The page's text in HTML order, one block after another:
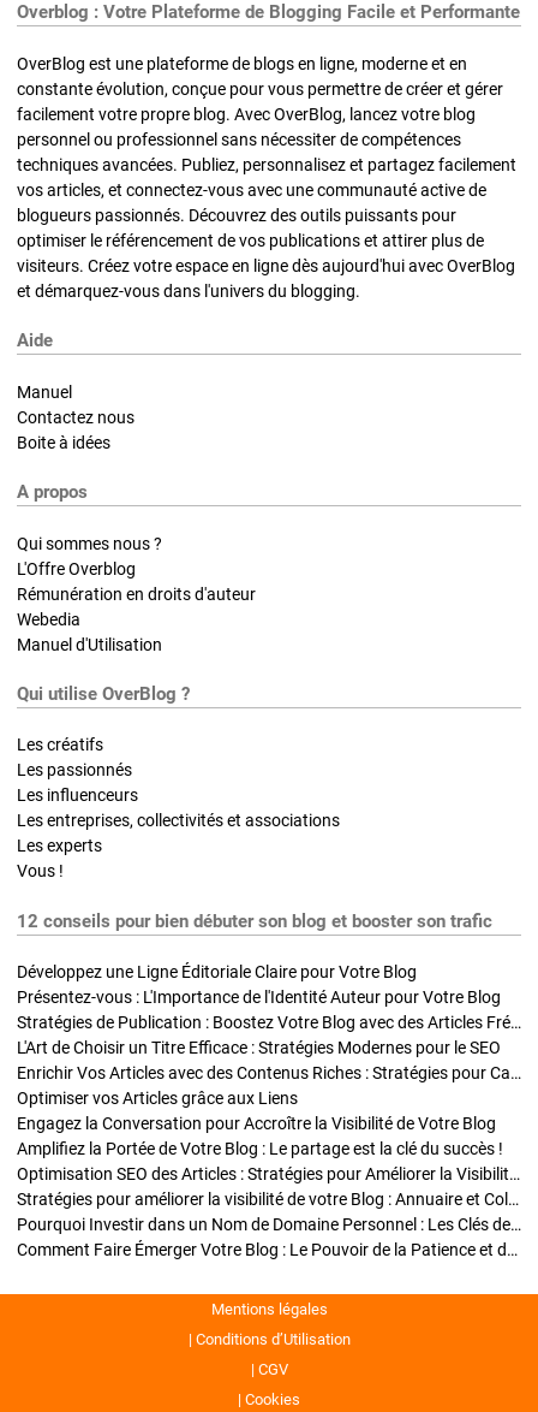
Overblog : Votre Plateforme de Blogging Facile et Performante
OverBlog est une plateforme de blogs en ligne, moderne et en
constante évolution, conçue pour vous permettre de créer et gérer
facilement votre propre blog. Avec OverBlog, lancez votre blog
personnel ou professionnel sans nécessiter de compétences
techniques avancées. Publiez, personnalisez et partagez facilement
vos articles, et connectez-vous avec une communauté active de
blogueurs passionnés. Découvrez des outils puissants pour
optimiser le référencement de vos publications et attirer plus de
visiteurs. Créez votre espace en ligne dès aujourd'hui avec OverBlog
et démarquez-vous dans l'univers du blogging.
Aide
Manuel
Contactez nous
Boite à idées
A propos
Qui sommes nous ?
L'Offre Overblog
Rémunération en droits d'auteur
Webedia
Manuel d'Utilisation
Qui utilise OverBlog ?
Les créatifs
Les passionnés
Les influenceurs
Les entreprises, collectivités et associations
Les experts
Vous !
12 conseils pour bien débuter son blog et booster son trafic
Développez une Ligne Éditoriale Claire pour Votre Blog
Présentez-vous : L'Importance de l'Identité Auteur pour Votre Blog
Stratégies de Publication : Boostez Votre Blog avec des Articles Fréquents et Exclusifs
L'Art de Choisir un Titre Efficace : Stratégies Modernes pour le SEO
Enrichir Vos Articles avec des Contenus Riches : Stratégies pour Captiver et Optimiser
Optimiser vos Articles grâce aux Liens
Engagez la Conversation pour Accroître la Visibilité de Votre Blog
Amplifiez la Portée de Votre Blog : Le partage est la clé du succès !
Optimisation SEO des Articles : Stratégies pour Améliorer la Visibilité de Votre Blog
Stratégies pour améliorer la visibilité de votre Blog : Annuaire et Collaborations
Pourquoi Investir dans un Nom de Domaine Personnel : Les Clés de la Réussite de Votre Blog
Comment Faire Émerger Votre Blog : Le Pouvoir de la Patience et de la Persévérance
Mentions légales
Conditions d’Utilisation
CGV
Cookies